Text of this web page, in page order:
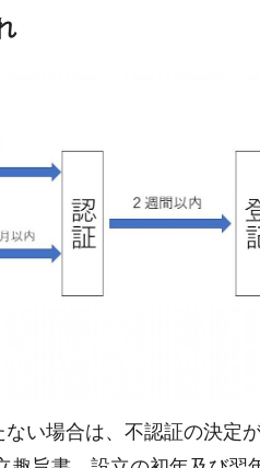
い場合は、不認証の決定